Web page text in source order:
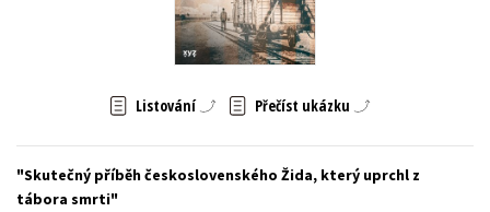
Zahraniční literatura
Listování Přečíst ukázku
Skutečný příběh československého Žida, který uprchl z
tábora smrti